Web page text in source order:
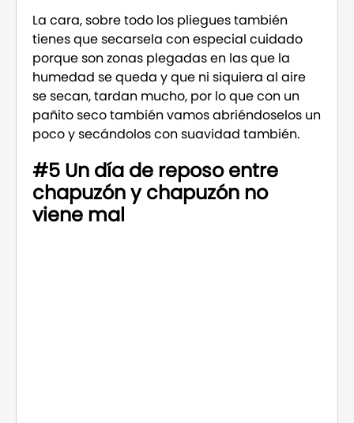
La cara, sobre todo los pliegues también
tienes que secarsela con especial cuidado
porque son zonas plegadas en las que la
humedad se queda y que ni siquiera al aire
se secan, tardan mucho, por lo que con un
pañito seco también vamos abriéndoselos un
poco y secándolos con suavidad también.
#5 Un día de reposo entre
chapuzón y chapuzón no
viene mal